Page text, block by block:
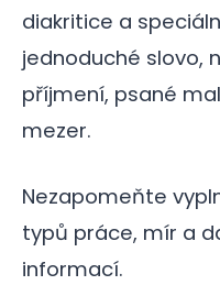
diakritice a
jednoduché slovo,
příjmení, psané
mezer.
Nezapomeňte
typů práce, mír a
informací.